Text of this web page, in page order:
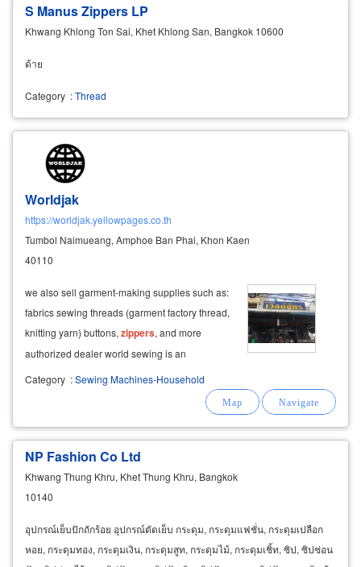
S Manus Zippers LP
Khwang Khlong Ton Sai, Khet Khlong San, Bangkok 10600
ด้าย
Category :Thread
Worldjak
https://worldjak.yellowpages.co.th
Tumbol Naimueang, Amphoe Ban Phai, Khon Kaen
40110
we also sell garment-making supplies such as:
fabrics sewing threads (garment factory thread,
knitting yarn) buttons, zippers, and more
authorized dealer world sewing is an
authorized brother sewing machine dealer. we
also supply high-quality sewing equipment
Category :Sewing Machines-Household
NP Fashion Co Ltd
Khwang Thung Khru, Khet Thung Khru, Bangkok
10140
อุปกรณ์เย็บปักถักร้อย อุปกรณ์ตัดเย็บ กระดุม, กระดุมแฟชั่น, กระดุมเปลือก
หอย, กระดุมทอง, กระดุมเงิน, กระดุมสูท, กระดุมไม้, กระดุมเชิ้ท, ซิป, ซิปซ่อน